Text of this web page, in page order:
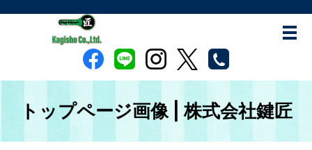
トップページ画像 | 株式会社鍵匠